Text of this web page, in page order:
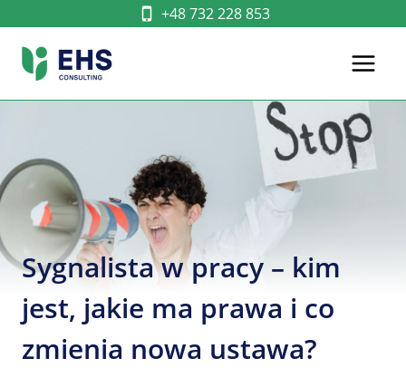
do
treści
+48 732 228 853
Sygnalista w pracy – kim
jest, jakie ma prawa i co
zmienia nowa ustawa?